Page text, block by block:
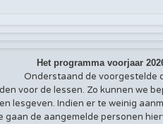
Het programma voorjaar
Onderstaand de voorgestelde
voor de lessen. Zo kunnen we
lesgeven. Indien er te weinig
gaan de aangemelde personen